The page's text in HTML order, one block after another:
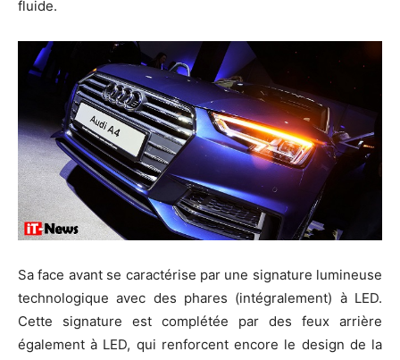
fluide.
Sa face avant se caractérise par une signature lumineuse
technologique avec des phares (intégralement) à LED.
Cette signature est complétée par des feux arrière
également à LED, qui renforcent encore le design de la